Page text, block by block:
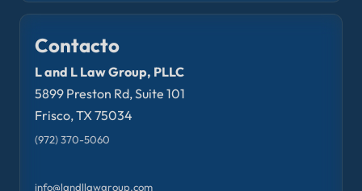
Contacto
L and L Law Group, PLLC
5899 Preston Rd, Suite 101
Frisco, TX 75034
(972) 370-5060
info@landllawgroup.com